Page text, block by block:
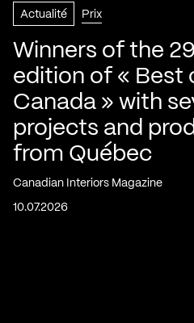
Actualité Prix
Winners of the
edition of « Best
Canada » with
projects and
from Québec
Canadian Interiors Magazine
10.07.2026